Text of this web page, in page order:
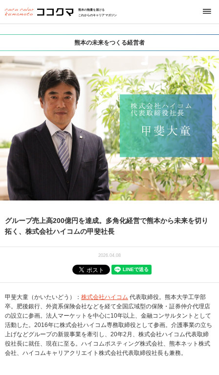
熊本の熱量を届ける
これからのキャリアマガジン
熊本の未来をつくる経営者
グループ売上高200億円を達成。多角化経営で熊本から未来を切り
拓く、株式会社ハイコムの甲斐社長
2026.04.08
甲斐大童（かいたいどう）： 株式会社ハイコム 代表取締役。熊本大学工学部
卒。肥後銀行、外資系保険会社などを経て全国広域型の保険・証券仲介代理店
の設立に参画。法人マーケットを中心に10年以上、金融コンサルタントとして
活動した。2016年に株式会社ハイコム専務取締役として参画。介護事業の立ち
上げなどグループの新規事業を牽引し、20年2月、株式会社ハイコム代表取締
役社長に就任、現在に至る。ハイコムポスティング株式会社、熊本ネット株式
会社、ハイコムキャリアクリエイト株式会社代表取締役社長も兼務。